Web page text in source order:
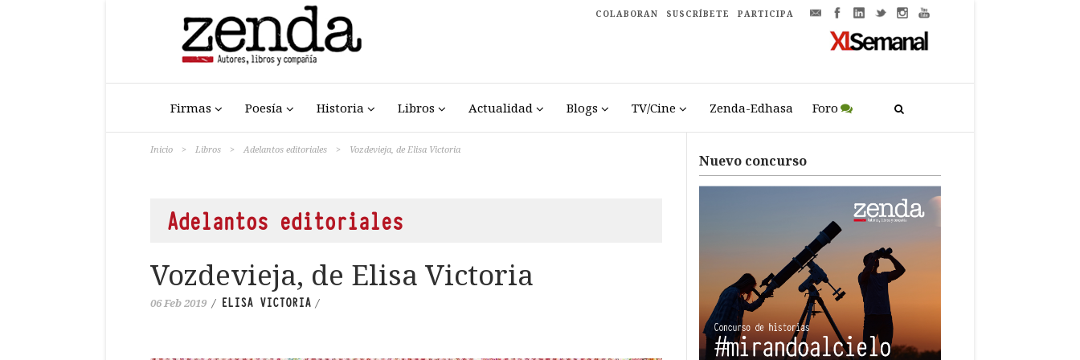
COLABORAN SUSCRÍBETE PARTICIPA
Firmas Poesía Historia Libros Actualidad Blogs TV/Cine Zenda-Edhasa Foro
Inicio > Libros > Adelantos editoriales > Vozdevieja, de Elisa Victoria
Adelantos editoriales
Vozdevieja, de Elisa Victoria
06 Feb 2019 / ELISA VICTORIA /
Nuevo concurso